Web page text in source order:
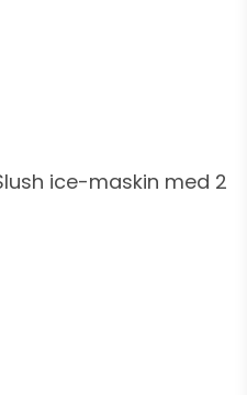
ice-maskin med 2